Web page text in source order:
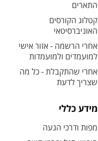
התארים
קטלוג הקורסים
האוניברסיטאי
אחרי הרשמה - אזור אישי
למועמדים ולמועמדות
אחרי שהתקבלת - כל מה
שצריך לדעת
מידע כללי
מפות ודרכי הגעה